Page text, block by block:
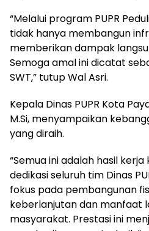
“Melalui program PUPR
tidak hanya membangun
memberikan dampak
Semoga amal ini dicatat
SWT,” tutup Wal Asri.
Kepala Dinas PUPR Kota
M.Si, menyampaikan
yang diraih.
“Semua ini adalah hasil
dedikasi seluruh tim Dinas
fokus pada pembangunan
keberlanjutan dan manfaat
masyarakat. Prestasi ini